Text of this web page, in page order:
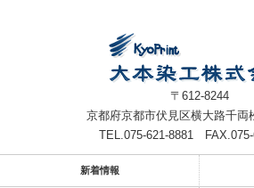
〒612-8244
京都府京都市伏見区横大路千両
TEL.075-621-8881
FAX.075-
新着情報